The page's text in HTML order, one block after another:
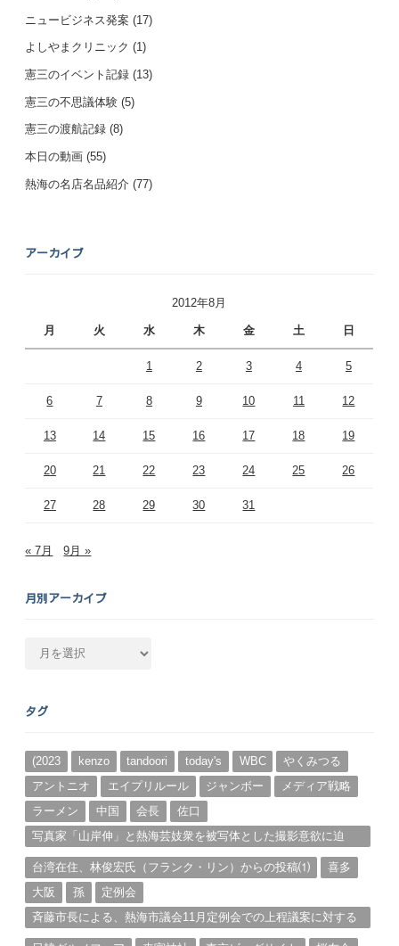
ニュービジネス発案 (17)
よしやまクリニック (1)
憲三のイベント記録 (13)
憲三の不思議体験 (5)
憲三の渡航記録 (8)
本日の動画 (55)
熱海の名店名品紹介 (77)
アーカイブ
2012年8月
月 火 水 木 金 土 日
1 2 3 4 5
6 7 8 9 10 11 12
13 14 15 16 17 18 19
20 21 22 23 24 25 26
27 28 29 30 31
« 7月 9月 »
月別アーカイブ
カ
ブ
タグ
(2023 kenzo tandoori today's WBC
やくみつる
アントニオ
エイプリルール ジャンボー
メディア戦略
ラーメン
中国 会長
佐口
写真家「山岸伸」と熱海芸妓衆を被写体とした撮影意欲に迫
台湾在住、林俊宏氏（フランク・リン）からの投稿⑴
喜多
大阪
孫
定例会
斉藤市長による、熱海市議会11月定例会での上程議案に対する